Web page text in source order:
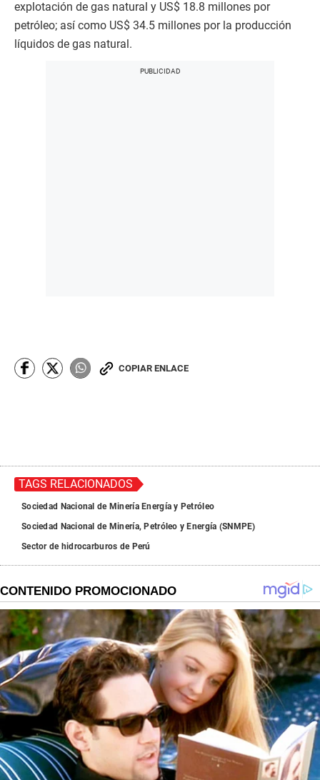
explotación de gas natural y US$ 18.8 millones por
petróleo; así como US$ 34.5 millones por la producción
líquidos de gas natural.
COPIAR ENLACE
TAGS RELACIONADOS
Sociedad Nacional de Minería Energía y Petróleo
Sociedad Nacional de Minería, Petróleo y Energía (SNMPE)
Sector de hidrocarburos de Perú